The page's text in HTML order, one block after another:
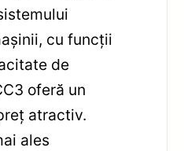
cu funcții
de
oferă un
atractiv.
ales